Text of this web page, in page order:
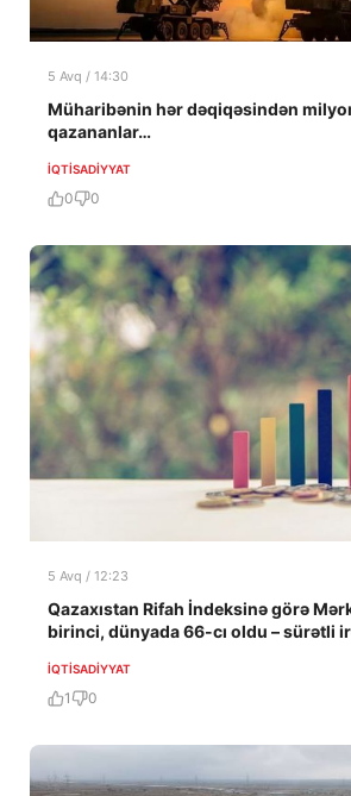
5 Avq / 14:30
Müharibənin hər dəqiqəsindən
qazananlar…
İQTISADIYYAT
0 0
5 Avq / 12:23
Qazaxıstan Rifah İndeksinə görə
birinci, dünyada 66-cı oldu – sürətli
İQTISADIYYAT
1 0